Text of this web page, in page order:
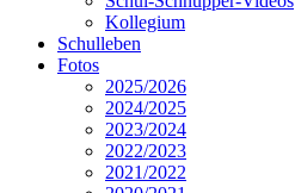
Kollegium
Schulleben
Fotos
2025/2026
2024/2025
2023/2024
2022/2023
2021/2022